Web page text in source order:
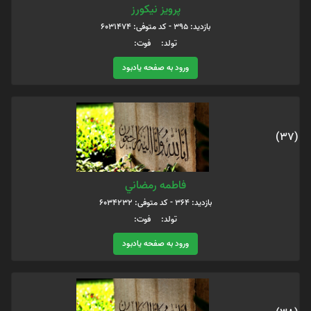
پرویز نیکورز
بازدید: 395 - کد متوفی: 6031474
تولد: فوت:
ورود به صفحه یادبود
(37)
فاطمه رمضاني
بازدید: 364 - کد متوفی: 6034232
تولد: فوت:
ورود به صفحه یادبود